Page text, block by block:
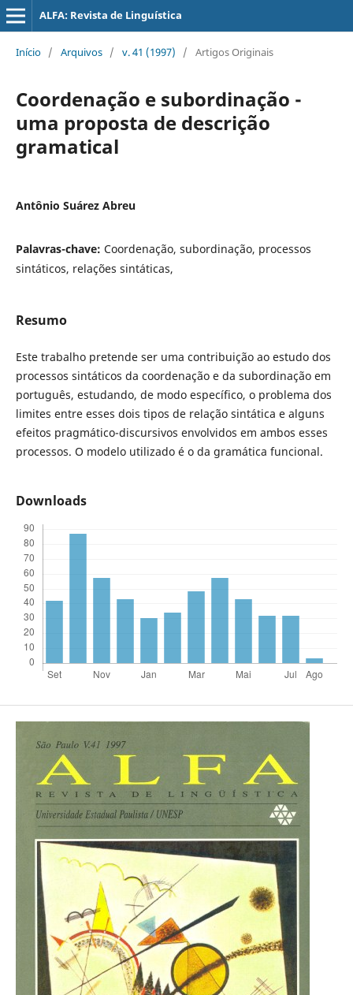
ALFA: Revista de Linguística
Início / Arquivos / v. 41 (1997) / Artigos Originais
Coordenação e subordinação -
uma proposta de descrição
gramatical
Antônio Suárez Abreu
Palavras-chave: Coordenação, subordinação, processos
sintáticos, relações sintáticas,
Resumo
Este trabalho pretende ser uma contribuição ao estudo dos
processos sintáticos da coordenação e da subordinação em
português, estudando, de modo específico, o problema dos
limites entre esses dois tipos de relação sintática e alguns
efeitos pragmático-discursivos envolvidos em ambos esses
processos. O modelo utilizado é o da gramática funcional.
Downloads